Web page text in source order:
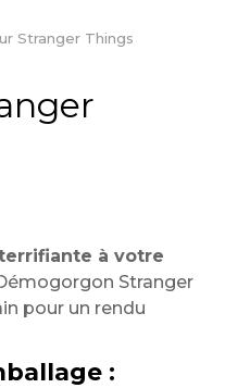
Stranger Things
à votre
Stranger
pour un rendu
: